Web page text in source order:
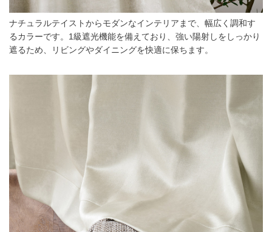
ナチュラルテイストからモダンなインテリアまで、幅広く調和す
るカラーです。1級遮光機能を備えており、強い陽射しをしっかり
遮るため、リビングやダイニングを快適に保ちます。